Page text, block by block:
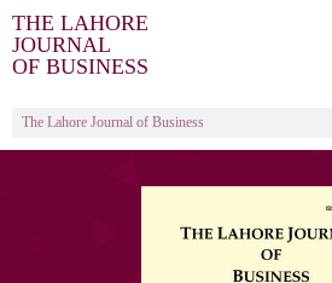
THE LAHORE
JOURNAL
OF BUSINESS